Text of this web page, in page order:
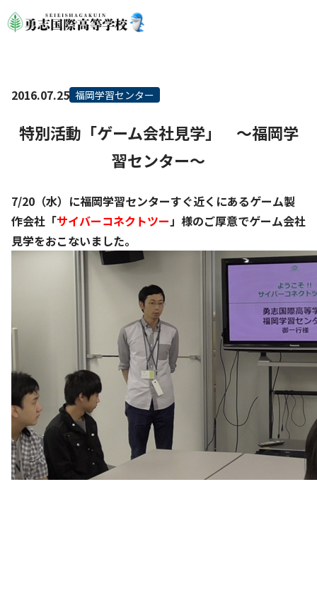
2016.07.25 福岡学習センター
特別活動「ゲーム会社見学」 ～福岡学
習センター～
7/20（水）に福岡学習センターすぐ近くにあるゲーム製
作会社「サイバーコネクトツー」様のご厚意でゲーム会社
見学をおこないました。